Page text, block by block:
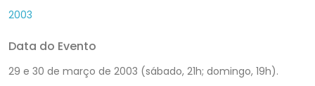
2003
Data do Evento
29 e 30 de março de 2003 (sábado, 21h; domingo, 19h).